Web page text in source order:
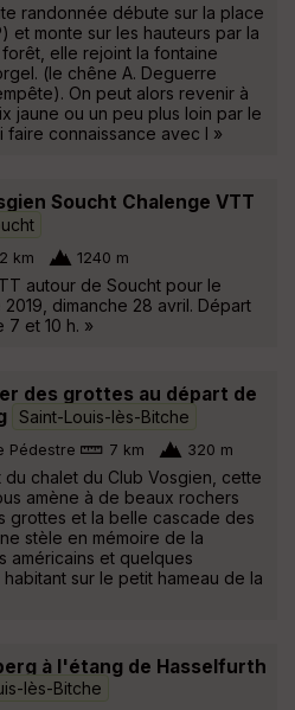
randonnée débute sur la place
et monte sur les hauteurs par la
elle rejoint la fontaine
(le chêne A. Deguerre
On peut alors revenir à
jaune ou un peu plus loin par le
faire connaissance avec l »
Soucht Chalenge VTT
km 1240 m
autour de Soucht pour le
dimanche 28 avril. Départ
7 et 10 h. »
des grottes au départ de
Saint-Louis-lès-Bitche
Pédestre 7 km 320 m
du chalet du Club Vosgien, cette
amène à de beaux rochers
grottes et la belle cascade des
stèle en mémoire de la
américains et quelques
sur le petit hameau de la
à l'étang de Hasselfurth
lès-Bitche